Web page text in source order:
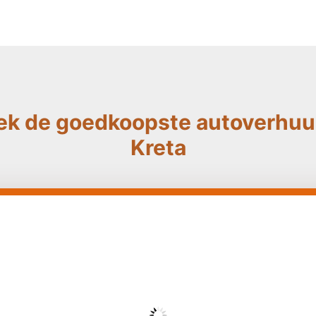
de goedkoopste
Kreta